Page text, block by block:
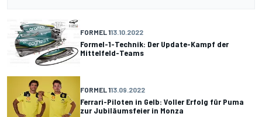
FORMEL 113.10.2022
Formel-1-Technik: Der Update-Kampf der
Mittelfeld-Teams
FORMEL 113.09.2022
Ferrari-Piloten in Gelb: Voller Erfolg für Puma
zur Jubiläumsfeier in Monza